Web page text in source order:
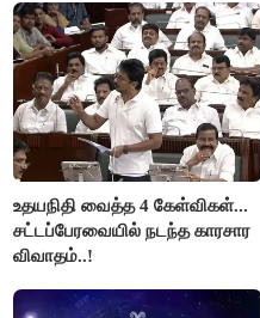
உதயநிதி வைத்த 4 கேள்விகள்...
சட்டப்பேரவையில் நடந்த காரசார
விவாதம்..!